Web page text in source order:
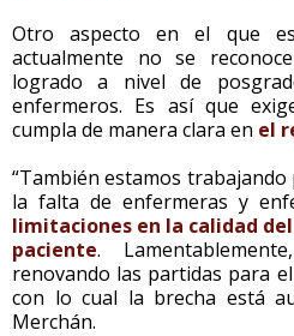
Otro aspecto en el que
actualmente no se
logrado a nivel de
enfermeros. Es así que
cumpla de manera clara en el
“También estamos trabajando
la falta de enfermeras y
limitaciones en la calidad
paciente.
renovando las partidas para
con lo cual la brecha está
Merchán.